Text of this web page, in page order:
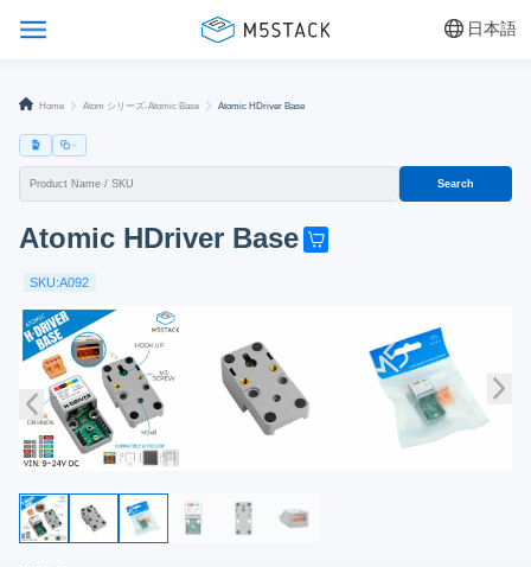
日本語
Home Atom シリーズ-Atomic Base Atomic HDriver Base
Search
Atomic HDriver Base G
SKU:A092